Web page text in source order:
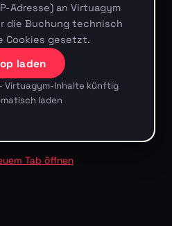
Adresse) an Virtuagym
die Buchung technisch
Cookies gesetzt.
laden
Virtuagym-Inhalte künftig
laden
Tab öffnen